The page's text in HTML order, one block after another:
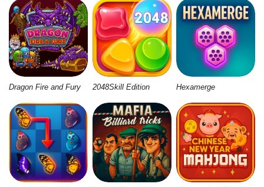
Dragon Fire and Fury 2048Skill Edition Hexamerge